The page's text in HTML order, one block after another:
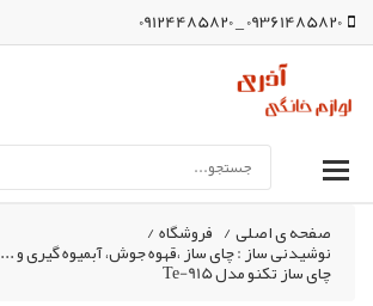
09361485820 _ 09124485820
صفحه ی اصلی/ فروشگاه/
نوشیدنی ساز : چای ساز ،قهوه جوش، آبمیوه گیری و ...
چای ساز تکنو مدل Te-915